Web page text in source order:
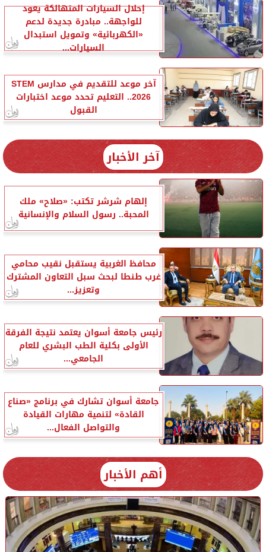
إحلال السيارات المتهالكة يعود
للواجهة.. مبادرة جديدة لدعم
«الكهربائية» وتمويل استبدال
السيارات...
آخر موعد للتقديم في مدارس STEM
2026.. التعليم تحدد موعد اختبارات
القبول
آخر الأخبار
إلهام شرشر تكتب: «صلاح» ملك
المحبة.. رسول السلام والإنسانية
محافظ الغربية يستقبل نقيب محامي
غرب طنطا لبحث سبل التعاون المشترك
وتعزيز...
رئيس جامعة أسوان يعتمد نتيجة الفرقة
الأولى بكلية الطب البشري للعام
الجامعي...
جامعة أسوان تشارك في برنامج «صناع
القادة» لتنمية مهارات القيادة
والتواصل الفعال...
أهم الأخبار